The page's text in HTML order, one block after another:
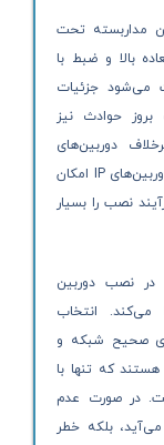
مداربسته تحت
بالا و ضبط با
می‌شود جزئیات
حوادث نیز
دوربین‌های
آنالوگ که وابسته به کابل‌کشی سنگین بودند، دوربین‌های IP امکان
نصب را بسیار
نصب دوربین
انتخاب
صحیح شبکه و
که تنها با
در صورت عدم
بلکه خطر